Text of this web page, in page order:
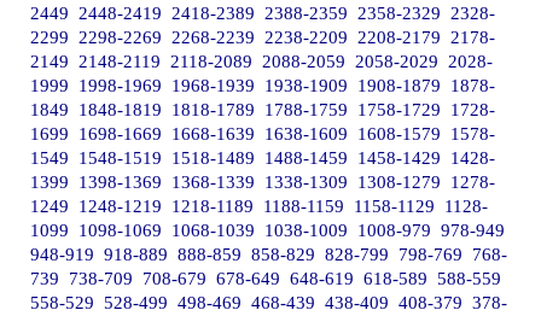
2449
2448-2419 2418-2389 2388-2359 2358-2329
2328-
2299
2298-2269 2268-2239 2238-2209 2208-2179
2178-
2149
2148-2119 2118-2089 2088-2059 2058-2029
2028-
1999
1998-1969 1968-1939 1938-1909 1908-1879
1878-
1849
1848-1819 1818-1789 1788-1759 1758-1729
1728-
1699
1698-1669 1668-1639 1638-1609 1608-1579
1578-
1549
1548-1519 1518-1489 1488-1459 1458-1429
1428-
1399
1398-1369 1368-1339 1338-1309 1308-1279
1278-
1249
1248-1219 1218-1189 1188-1159 1158-1129
1128-
1099
1098-1069 1068-1039 1038-1009 1008-979 978-949
948-919 918-889 888-859 858-829 828-799 798-769
768-
739
738-709 708-679 678-649 648-619 618-589 588-559
558-529 528-499 498-469 468-439 438-409 408-379 378-